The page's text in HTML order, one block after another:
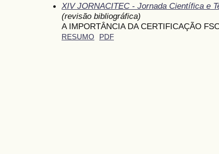
XIV JORNACITEC - Jornada Científica e
(revisão bibliográfica)
A IMPORTÂNCIA DA CERTIFICAÇÃO
RESUMO PDF